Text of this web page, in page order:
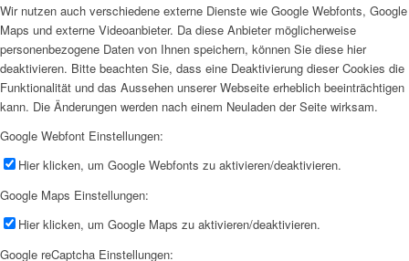
Wir nutzen auch verschiedene externe Dienste wie Google Webfonts, Google
Maps und externe Videoanbieter. Da diese Anbieter möglicherweise
personenbezogene Daten von Ihnen speichern, können Sie diese hier
deaktivieren. Bitte beachten Sie, dass eine Deaktivierung dieser Cookies die
Funktionalität und das Aussehen unserer Webseite erheblich beeinträchtigen
kann. Die Änderungen werden nach einem Neuladen der Seite wirksam.
Google Webfont Einstellungen:
Hier klicken, um Google Webfonts zu aktivieren/deaktivieren.
Google Maps Einstellungen:
Hier klicken, um Google Maps zu aktivieren/deaktivieren.
Google reCaptcha Einstellungen: